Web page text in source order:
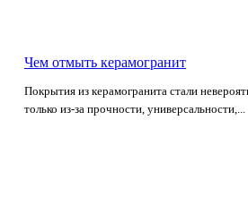
Чем отмыть керамогранит
Покрытия из керамогранита стали
только из-за прочности, универсальности,...